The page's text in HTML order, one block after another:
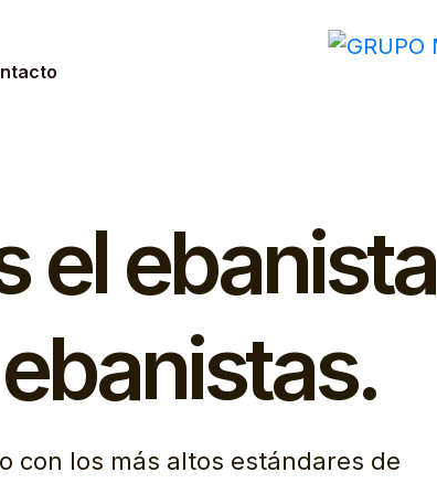
el ebanista
con los más altos estándares de